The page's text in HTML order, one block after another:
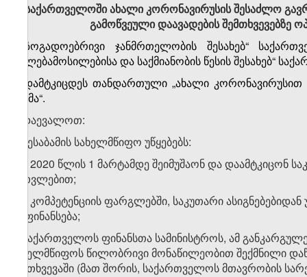
საქართველოში ახალი კორონავირუსის შესაძლო
გამოწვეული დაავადების შემთხვევებზე
„საზოგადოებრივი ჯანმრთელობის შესახებ“
უფლებამოსილებისა და საქმიანობის წესის შესახებ“
დამტკიცდეს თანდართული„ახალი კორონავირუსით
გეგმა“.
2. დაევალოთ:
ა) შესაბამის სახელმწიფო უწყებებს:
ა.ა) 2020 წლის 1 მარტამდე შეიმუშაონ და დაამტკიცონ
გათვლებით;
ა.ბ) კომპეტენციის ფარგლებში, საკუთარი
დაფინანსება;
ბ) საქართველოს ფინანსთა სამინისტროს, ამ
სახელმწიფოს წილობრივი მონაწილეობით შექმნილი
შემთხვევაში (მათ შორის, საქართველოს მთავრობის